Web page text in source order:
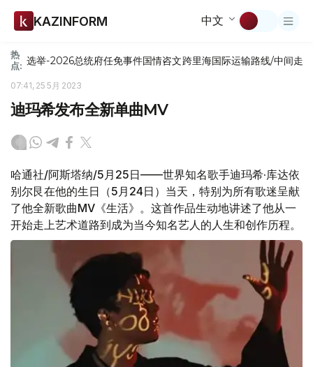
KAZINFORM 中文
热
点: 选举-2026总统府任免事件国情咨文跨里海国际运输路线/中间走廊
07:41, 25 5月 2023
迪玛希发布全新单曲MV
哈通社/阿斯塔纳/5月25日——世界知名歌手迪玛希·库达依
别尔艮在他的生日（5月24日）当天，特别为所有歌迷呈献
了他全新歌曲MV《生活》。这首作品生动地讲述了他从一
开始走上艺术道路到成为当今知名艺人的人生和创作历程。